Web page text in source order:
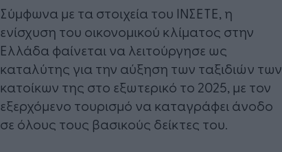
Σύμφωνα με τα στοιχεία του ΙΝΣΕΤΕ, η
ενίσχυση του οικονομικού κλίματος στην
Ελλάδα φαίνεται να λειτούργησε ως
καταλύτης για την αύξηση των ταξιδιών των
κατοίκων της στο εξωτερικό το 2025, με τον
εξερχόμενο τουρισμό να καταγράφει άνοδο
σε όλους τους βασικούς δείκτες του.